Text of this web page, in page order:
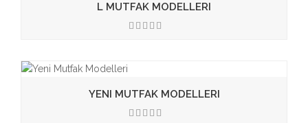
L MUTFAK MODELLERI
YENI MUTFAK MODELLERI